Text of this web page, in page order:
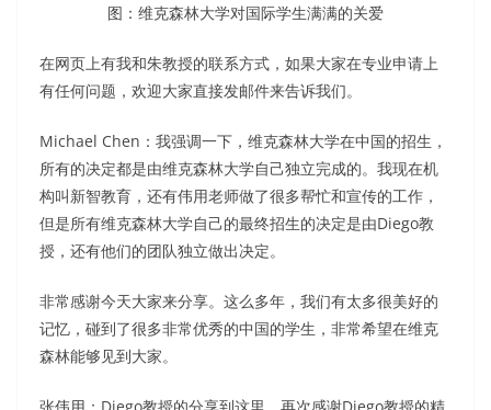
图：维克森林大学对国际学生满满的关爱
在网页上有我和朱教授的联系方式，如果大家在专业申请上
有任何问题，欢迎大家直接发邮件来告诉我们。
Michael Chen：我强调一下，维克森林大学在中国的招生，
所有的决定都是由维克森林大学自己独立完成的。我现在机
构叫新智教育，还有伟用老师做了很多帮忙和宣传的工作，
但是所有维克森林大学自己的最终招生的决定是由Diego教
授，还有他们的团队独立做出决定。
非常感谢今天大家来分享。这么多年，我们有太多很美好的
记忆，碰到了很多非常优秀的中国的学生，非常希望在维克
森林能够见到大家。